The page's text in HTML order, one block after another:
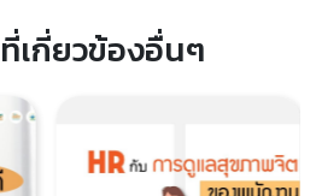
เกี่ยวข้องอื่นๆ